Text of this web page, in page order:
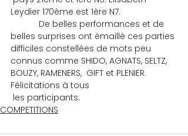
Leydier 170ème est 1ère N7.
De belles performances et de
belles surprises ont émaillé ces parties
difficiles constellées de mots peu
connus comme SHIDO, AGNATS, SELTZ,
BOUZY, RAMENERS,  GIFT et PLENIER.
Félicitations à tous
les participants.
COMPETITIONS